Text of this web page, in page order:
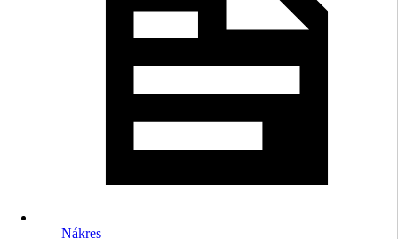
Nákres